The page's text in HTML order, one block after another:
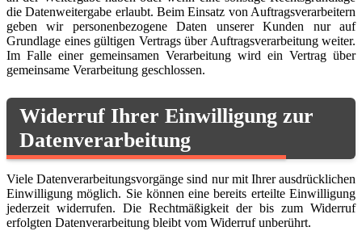
die Datenweitergabe erlaubt. Beim Einsatz von Auftragsverarbeitern
geben wir personenbezogene Daten unserer Kunden nur auf
Grundlage eines gültigen Vertrags über Auftragsverarbeitung weiter.
Im Falle einer gemeinsamen Verarbeitung wird ein Vertrag über
gemeinsame Verarbeitung geschlossen.
Widerruf Ihrer Einwilligung zur
Datenverarbeitung
Viele Datenverarbeitungsvorgänge sind nur mit Ihrer ausdrücklichen
Einwilligung möglich. Sie können eine bereits erteilte Einwilligung
jederzeit widerrufen. Die Rechtmäßigkeit der bis zum Widerruf
erfolgten Datenverarbeitung bleibt vom Widerruf unberührt.